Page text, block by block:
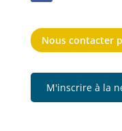
Nous contacter
M'inscrire à la